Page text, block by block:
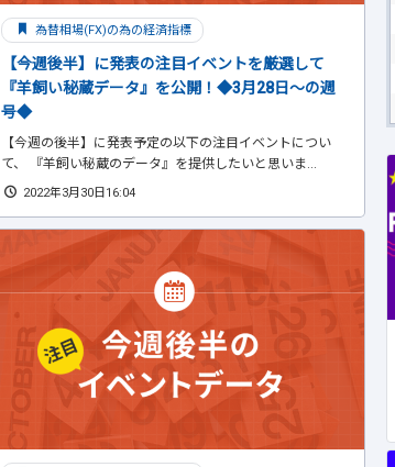
為替相場(FX)の為の経済指標
【今週後半】に発表の注目イベントを厳選して
『羊飼い秘蔵データ』を公開！◆3月28日～の週
号◆
【今週の後半】に発表予定の以下の注目イベントについ
て、 『羊飼い秘蔵のデータ』を提供したいと思いま...
2022年3月30日16:04